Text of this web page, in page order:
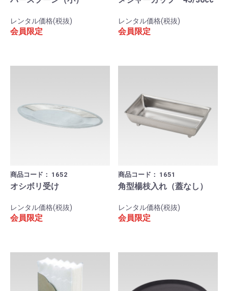
レンタル価格(税抜)
会員限定
レンタル価格(税抜)
会員限定
商品コード： 1652
オシボリ受け
レンタル価格(税抜)
会員限定
商品コード： 1651
角型楊枝入れ（蓋なし）
レンタル価格(税抜)
会員限定